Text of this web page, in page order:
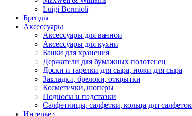
Luigi Bormioli
Бренды
Аксессуары
Аксессуары для ванной
Аксессуары для кухни
Банки для хранения
Держатели для бумажных полотенец
Доски и тарелки для сыра, ножи для сыра
Закладки, брелоки, открытки
Косметички, шоперы
Подносы и подставки
Салфетницы, салфетки, кольца для салфеток
Интерьер